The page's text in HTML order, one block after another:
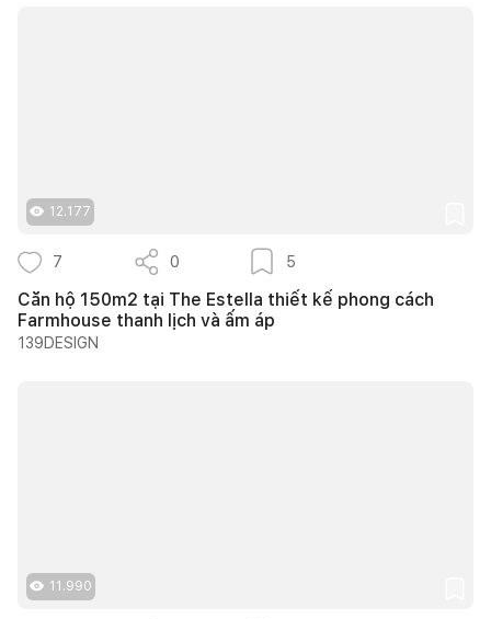
12.177
7 0 5
Căn hộ 150m2 tại The Estella thiết kế phong cách
Farmhouse thanh lịch và ấm áp
139DESIGN
11.990